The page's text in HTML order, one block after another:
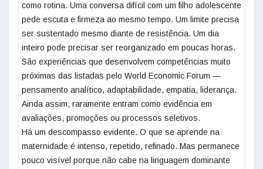
como rotina. Uma conversa difícil com um filho adolescente
pede escuta e firmeza ao mesmo tempo. Um limite precisa
ser sustentado mesmo diante de resistência. Um dia
inteiro pode precisar ser reorganizado em poucas horas.
São experiências que desenvolvem competências muito
próximas das listadas pelo World Economic Forum —
pensamento analítico, adaptabilidade, empatia, liderança.
Ainda assim, raramente entram como evidência em
avaliações, promoções ou processos seletivos.
Há um descompasso evidente. O que se aprende na
maternidade é intenso, repetido, refinado. Mas permanece
pouco visível porque não cabe na linguagem dominante